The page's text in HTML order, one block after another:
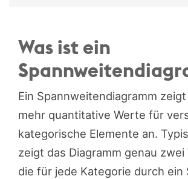
Was ist ein
Ein Spannweitendiagramm
mehr quantitative Werte für
kategorische Elemente an.
zeigt das Diagramm genau zwei
die für jede Kategorie durch ein